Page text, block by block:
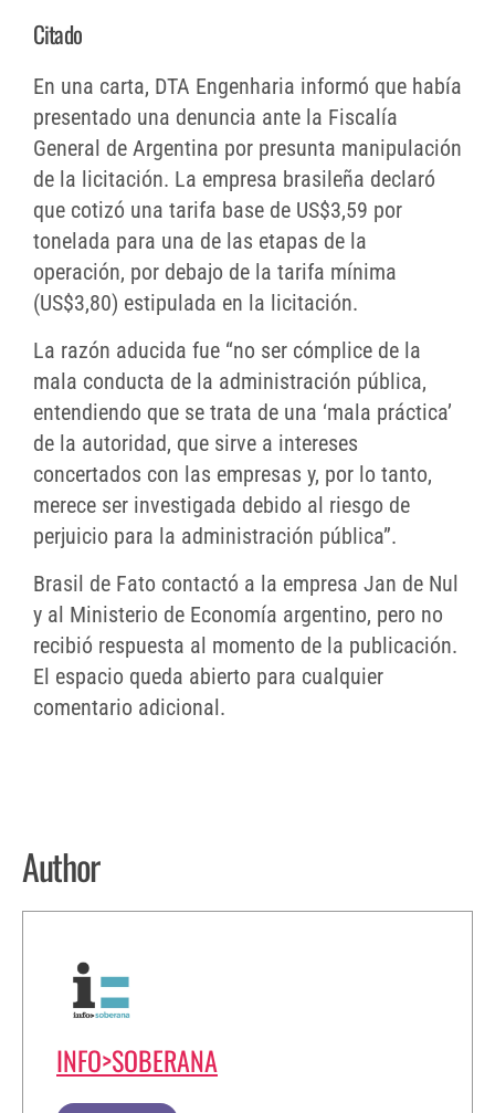
Citado
En una carta, DTA Engenharia informó que había
presentado una denuncia ante la Fiscalía
General de Argentina por presunta manipulación
de la licitación. La empresa brasileña declaró
que cotizó una tarifa base de US$3,59 por
tonelada para una de las etapas de la
operación, por debajo de la tarifa mínima
(US$3,80) estipulada en la licitación.
La razón aducida fue “no ser cómplice de la
mala conducta de la administración pública,
entendiendo que se trata de una ‘mala práctica’
de la autoridad, que sirve a intereses
concertados con las empresas y, por lo tanto,
merece ser investigada debido al riesgo de
perjuicio para la administración pública”.
Brasil de Fato contactó a la empresa Jan de Nul
y al Ministerio de Economía argentino, pero no
recibió respuesta al momento de la publicación.
El espacio queda abierto para cualquier
comentario adicional.
Author
INFO>SOBERANA